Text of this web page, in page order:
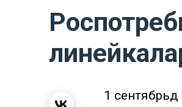
1